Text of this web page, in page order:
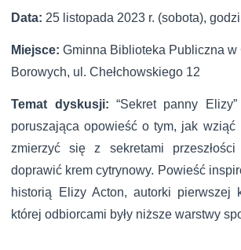
Data: 25 listopada 2023 r. (sobota),
Miejsce:Gminna Biblioteka Publiczna w
Borowych, ul. Chełchowskiego 12
Temat dyskusji:“Sekret panny
poruszająca opowieść o tym, jak
zmierzyć się z sekretami
doprawić krem cytrynowy. Powieść
historią Elizy Acton, autorki pierwszej
której odbiorcami były niższe warstwy